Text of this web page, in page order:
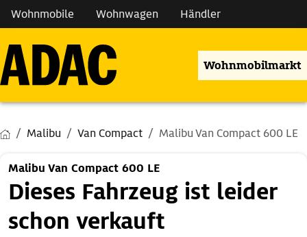
Wohnmobile Wohnwagen Händler
Wohnmobilmarkt
Malibu Van Compact Malibu Van Compact 600 LE
Malibu Van Compact 600 LE
Dieses Fahrzeug ist leider
schon verkauft